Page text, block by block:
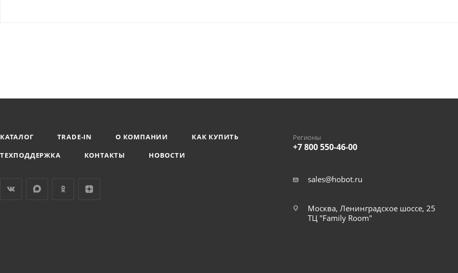
КАТАЛОГ TRADE-IN О КОМПАНИИ
КАК КУПИТЬ
ТЕХПОДДЕРЖКА
КОНТАКТЫ НОВОСТИ
Регионы
+7 800 550-46-00
sales@hobot.ru
Москва, Ленинградское шоссе, 25
ТЦ "Family Room"